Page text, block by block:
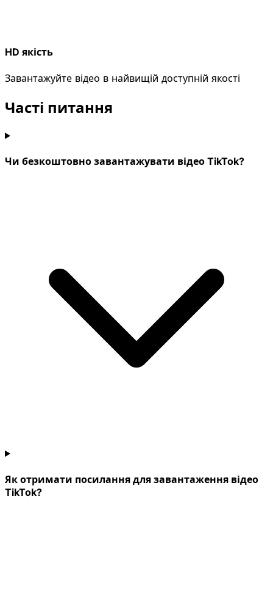
HD якість
Завантажуйте відео в найвищій доступній якості
Часті питання
Чи безкоштовно завантажувати відео TikTok?
Як отримати посилання для завантаження відео
TikTok?